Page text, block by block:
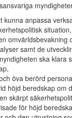
kunna anpassa
situation,
omvärldsbevakning
samt de
ska klara
öva berörd
höjd beredskap om
skärpt
för höjd